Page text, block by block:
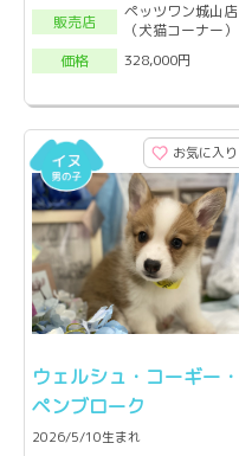
販売店
ペッツワン城山店
（犬猫コーナー）
価格
328,000円
お気に入り
ウェルシュ・コーギー・
ペンブローク
2026/5/10生まれ